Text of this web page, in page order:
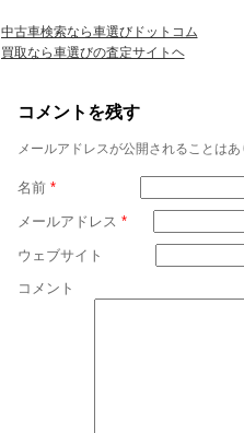
中古車検索なら車選びドットコム
買取なら車選びの査定サイトヘ
コメントを残す
メールアドレスが公開されることはあ
名前 *
メールアドレス *
ウェブサイト
コメント